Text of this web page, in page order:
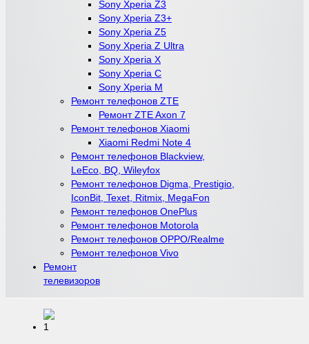
Sony Xperia Z3
Sony Xperia Z3+
Sony Xperia Z5
Sony Xperia Z Ultra
Sony Xperia X
Sony Xperia C
Sony Xperia M
Ремонт телефонов ZTE
Ремонт ZTE Axon 7
Ремонт телефонов Xiaomi
Xiaomi Redmi Note 4
Ремонт телефонов Blackview,
LeEco, BQ, Wileyfox
Ремонт телефонов Digma, Prestigio,
IconBit, Texet, Ritmix, MegaFon
Ремонт телефонов OnePlus
Ремонт телефонов Motorola
Ремонт телефонов OPPO/Realme
Ремонт телефонов Vivo
Ремонт
телевизоров